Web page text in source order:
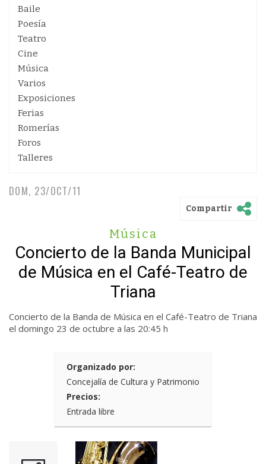
Baile
Poesía
Teatro
Cine
Música
Varios
Exposiciones
Ferias
Romerías
Foros
Talleres
DOM, 23/OCT/11
Compartir
Música
Concierto de la Banda Municipal
de Música en el Café-Teatro de
Triana
Concierto de la Banda de Música en el Café-Teatro de Triana
el domingo 23 de octubre a las 20:45 h
Organizado por:
Concejalía de Cultura y Patrimonio
Precios:
Entrada libre